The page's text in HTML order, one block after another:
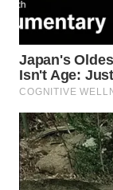
WN
LANGKAT
WN
SELATAN
WN
TANJUNG